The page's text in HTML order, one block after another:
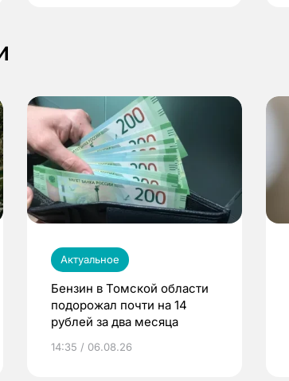
Актуальное
Бензин в Томской области
подорожал почти на 14
рублей за два месяца
14:35 / 06.08.26